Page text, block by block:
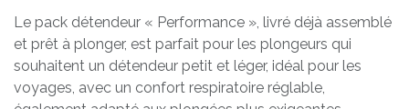
Le pack détendeur « Performance », livré déjà assemblé
et prêt à plonger, est parfait pour les plongeurs qui
souhaitent un détendeur petit et léger, idéal pour les
voyages, avec un confort respiratoire réglable,